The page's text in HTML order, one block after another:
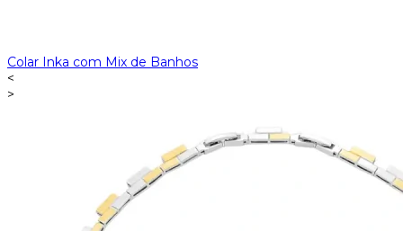
Colar Inka com Mix de Banhos
<
>